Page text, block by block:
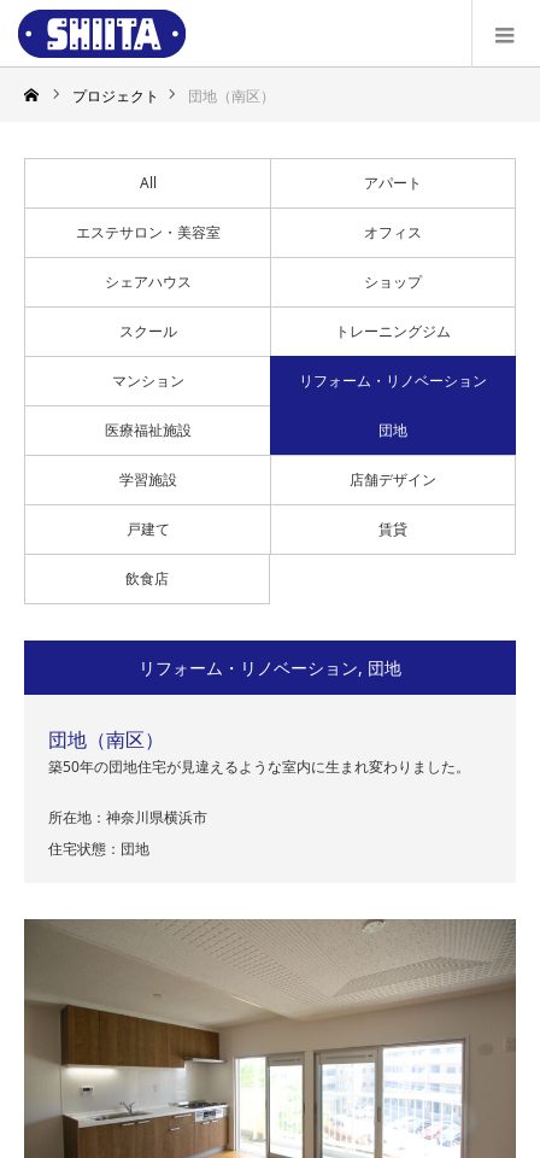
プロジェクト 団地（南区）
All アパート
エステサロン・美容室 オフィス
シェアハウス ショップ
スクール トレーニングジム
マンション リフォーム・リノベーション
医療福祉施設 団地
学習施設 店舗デザイン
戸建て 賃貸
飲食店
リフォーム・リノベーション, 団地
団地（南区）
築50年の団地住宅が見違えるような室内に生まれ変わりました。
所在地：神奈川県横浜市
住宅状態：団地